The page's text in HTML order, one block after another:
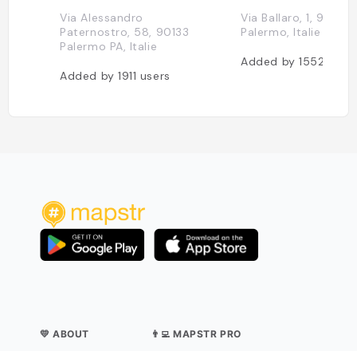
Via Alessandro
Paternostro, 58, 90133
Palermo PA, Italie
Added by1911 users
Via Ballaro, 1, 90134
Palermo, Italie
Added by1552
💛 ABOUT 👨‍💻 MAPSTR PRO